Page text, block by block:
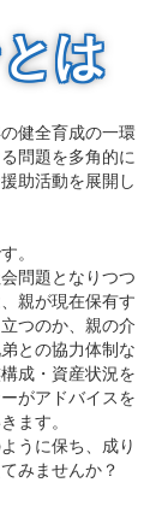
は
健全育成の一環
問題を多角的に
助活動を展開し
。
問題となりつつ
親が現在保有す
つのか、親の介
との協力体制な
成・資産状況を
がアドバイスを
ます。
うに保ち、成り
みませんか？